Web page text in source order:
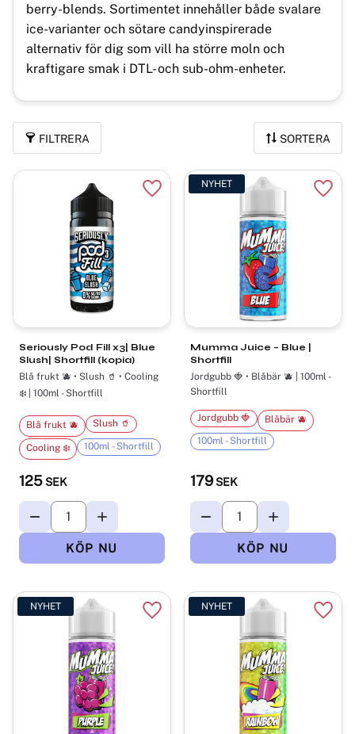
berry-blends. Sortimentet innehåller både svalare
ice-varianter och sötare candyinspirerade
alternativ för dig som vill ha större moln och
kraftigare smak i DTL- och sub-ohm-enheter.
FILTRERA SORTERA
Seriously Pod Fill x3| Blue
Slush| Shortfill (kopia)
Blå frukt 🫐 • Slush 🥤 • Cooling
❄️ | 100ml - Shortfill
125 SEK
Blå frukt 🫐 Slush 🥤
Cooling ❄️ 100ml - Shortfill
Lägg till i favoriter
Mumma Juice – Blue |
Shortfill
Jordgubb 🍓 • Blåbär 🫐 | 100ml -
Shortfill
179 SEK
Jordgubb 🍓
Blåbär 🫐
100ml - Shortfill
NYHET
NYHET
Lägg till i favoriter
NYHET